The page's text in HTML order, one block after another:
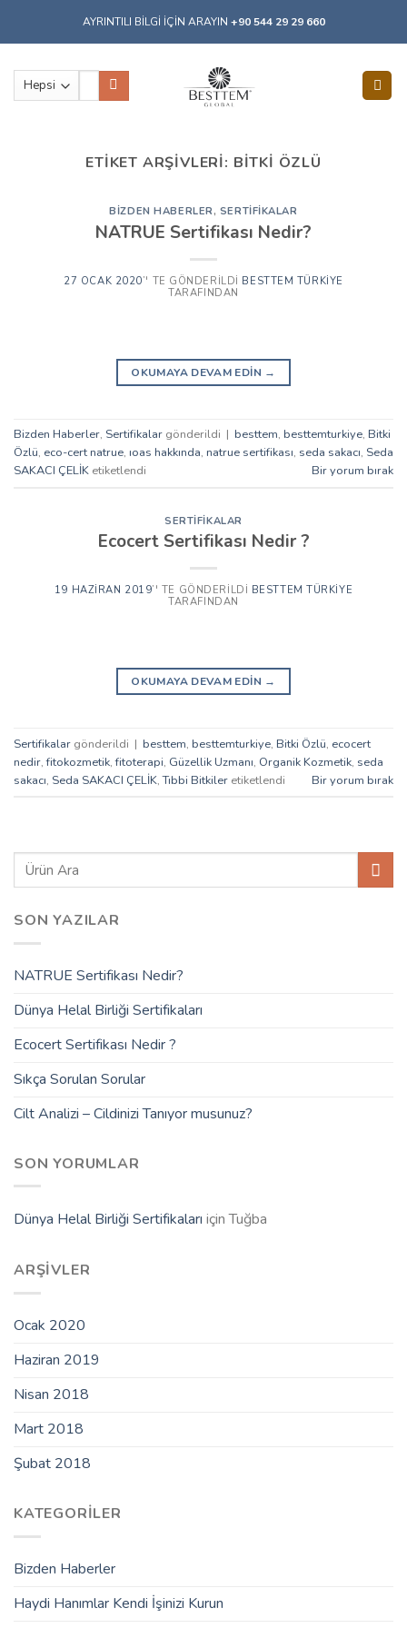
AYRINTILI BİLGİ İÇİN ARAYIN +90 544 29 29 660
ETIKET ARŞIVLERI: BITKI ÖZLÜ
BIZDEN HABERLER , SERTIFIKALAR
NATRUE Sertifikası Nedir?
27 OCAK 2020’' TE GÖNDERILDI BESTTEM TÜRKIYE
TARAFINDAN
OKUMAYA DEVAM EDIN →
Bizden Haberler, Sertifikalar gönderildi | besttem, besttemturkiye, Bitki
Özlü, eco-cert natrue, ıoas hakkında, natrue sertifikası, seda sakacı, Seda
SAKACI ÇELİK etiketlendi Bir yorum bırak
SERTIFIKALAR
Ecocert Sertifikası Nedir ?
19 HAZIRAN 2019’' TE GÖNDERILDI BESTTEM TÜRKIYE
TARAFINDAN
OKUMAYA DEVAM EDIN →
Sertifikalar gönderildi | besttem, besttemturkiye, Bitki Özlü, ecocert
nedir,fitokozmetik,fitoterapi, Güzellik Uzmanı, Organik Kozmetik, seda
sakacı, Seda SAKACI ÇELİK,Tıbbi Bitkiler etiketlendi Bir yorum bırak
SON YAZILAR
NATRUE Sertifikası Nedir?
Dünya Helal Birliği Sertifikaları
Ecocert Sertifikası Nedir ?
Sıkça Sorulan Sorular
Cilt Analizi – Cildinizi Tanıyor musunuz?
SON YORUMLAR
Dünya Helal Birliği Sertifikaları içinTuğba
ARŞIVLER
Ocak 2020
Haziran 2019
Nisan 2018
Mart 2018
Şubat 2018
KATEGORILER
Bizden Haberler
Haydi Hanımlar Kendi İşinizi Kurun